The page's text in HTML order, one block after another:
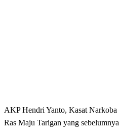
AKP Hendri Yanto, Kasat Narkoba
Ras Maju Tarigan yang